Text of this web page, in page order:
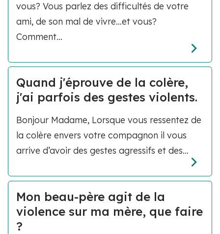
vous? Vous parlez des difficultés de votre
ami, de son mal de vivre...et vous?
Comment...
Quand j'éprouve de la colère,
j'ai parfois des gestes violents.
Bonjour Madame, Lorsque vous ressentez de
la colère envers votre compagnon il vous
arrive d’avoir des gestes agressifs et des...
Mon beau-père agit de la
violence sur ma mère, que faire
?